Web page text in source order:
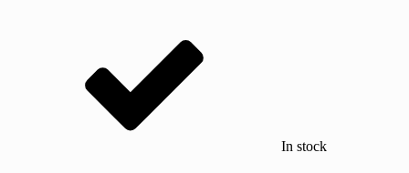
In stock